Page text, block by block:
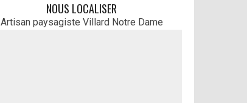
NOUS LOCALISER
Artisan paysagiste Villard Notre Dame